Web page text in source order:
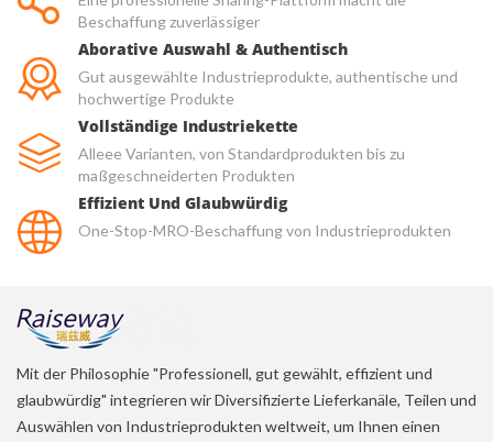
Beschaffung zuverlässiger
Aborative Auswahl & Authentisch
Gut ausgewählte Industrieprodukte, authentische und
hochwertige Produkte
Vollständige Industriekette
Alleee Varianten, von Standardprodukten bis zu
maßgeschneiderten Produkten
Effizient Und Glaubwürdig
One-Stop-MRO-Beschaffung von Industrieprodukten
Mit der Philosophie "Professionell, gut gewählt, effizient und
glaubwürdig" integrieren wir Diversifizierte Lieferkanäle, Teilen und
Auswählen von Industrieprodukten weltweit, um Ihnen einen